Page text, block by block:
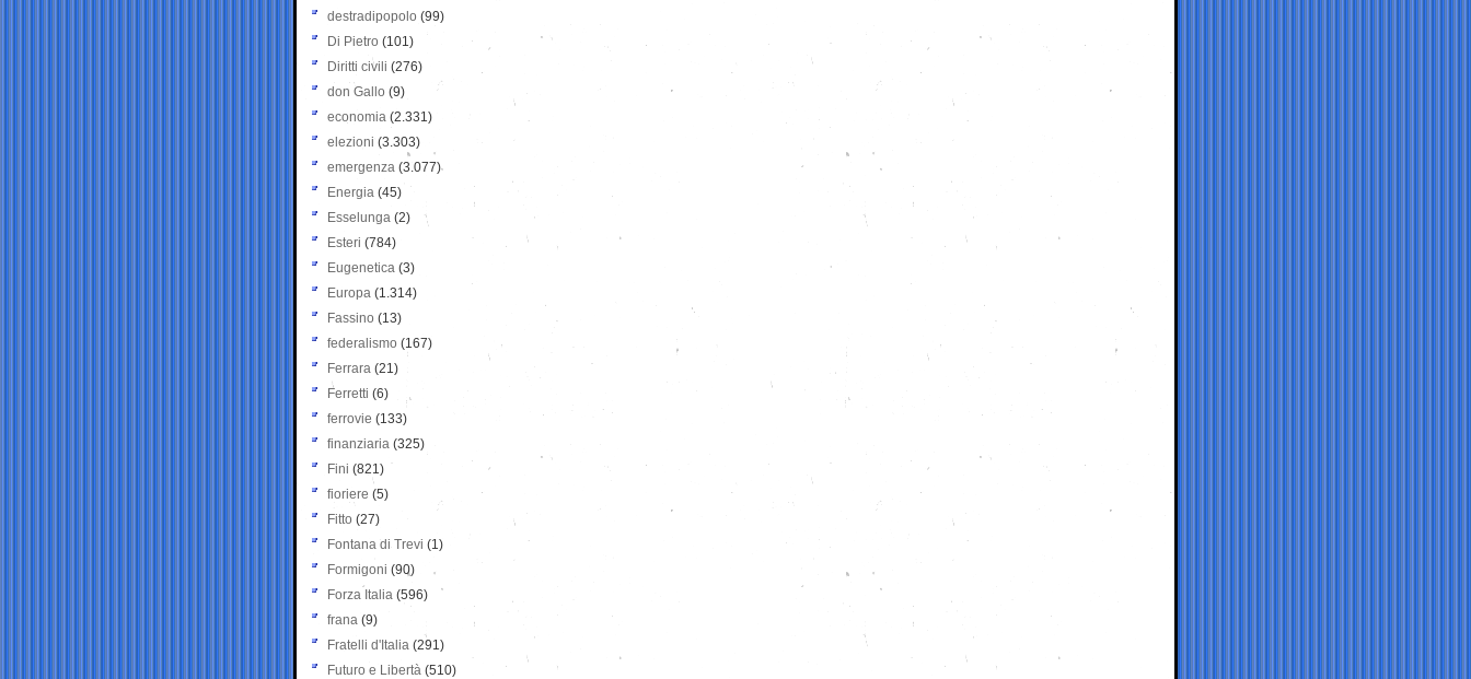
destradipopolo (99)
Di Pietro (101)
Diritti civili (276)
don Gallo (9)
economia (2.331)
elezioni (3.303)
emergenza (3.077)
Energia (45)
Esselunga (2)
Esteri (784)
Eugenetica (3)
Europa (1.314)
Fassino (13)
federalismo (167)
Ferrara (21)
Ferretti (6)
ferrovie (133)
finanziaria (325)
Fini (821)
fioriere (5)
Fitto (27)
Fontana di Trevi (1)
Formigoni (90)
Forza Italia (596)
frana (9)
Fratelli d'Italia (291)
Futuro e Libertà (510)